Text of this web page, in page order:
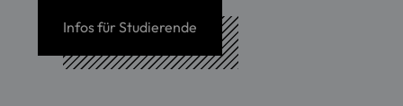
Infos für Studierende